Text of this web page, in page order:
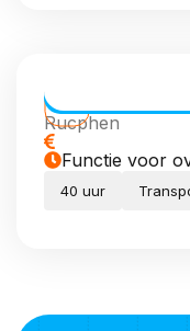
Transport
Rucphen
Functie voor
40 uur